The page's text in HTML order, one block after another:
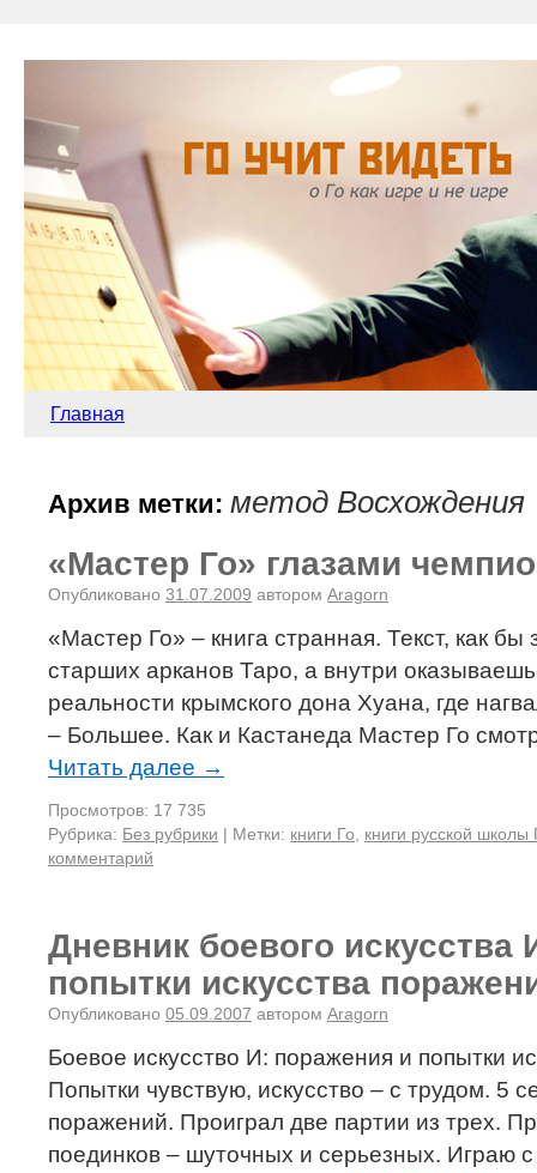
Главная
Архив метки: метод Восхождения
«Мастер Го» глазами
Опубликовано 31.07.2009 автором Aragorn
«Мастер Го» – книга странная. Текст, как бы
старших арканов Таро, а внутри
реальности крымского дона Хуана, где
– Большее. Как и Кастанеда Мастер Го
Читать далее →
Просмотров: 17 735
Рубрика: Без рубрики | Метки: книги Го
книги русской школы
комментарий
Дневник боевого искусства
попытки искусства
Опубликовано 05.09.2007 автором Aragorn
Боевое искусство И: поражения и попытки
Попытки чувствую, искусство – с трудом. 5
поражений. Проиграл две партии из трех.
поединков – шуточных и серьезных. Играю